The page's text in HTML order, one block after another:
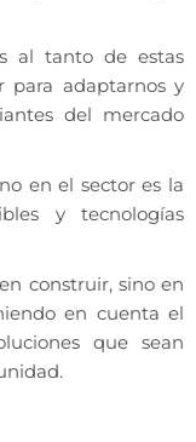
al tanto de estas
para adaptarnos y
del mercado
en el sector es la
y tecnologías
construir, sino en
en cuenta el
que sean